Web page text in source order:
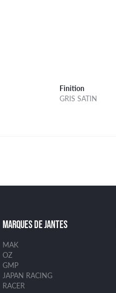
Finition
GRIS SATIN
MARQUES DE JANTES
MAK
OZ
GMP
JAPAN RACING
RACER